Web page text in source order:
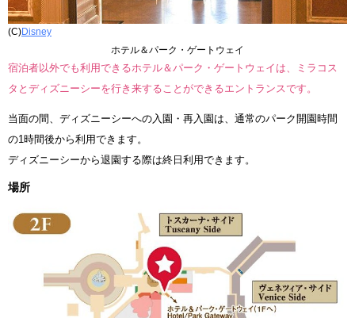
(C)Disney
ホテル＆パーク・ゲートウェイ
宿泊者以外でも利用できるホテル＆パーク・ゲートウェイは、ミラコス
タとディズニーシーを行き来することができるエントランスです。
当面の間、ディズニーシーへの入園・再入園は、通常のパーク開園時間
の1時間後から利用できます。
ディズニーシーから退園する際は終日利用できます。
場所